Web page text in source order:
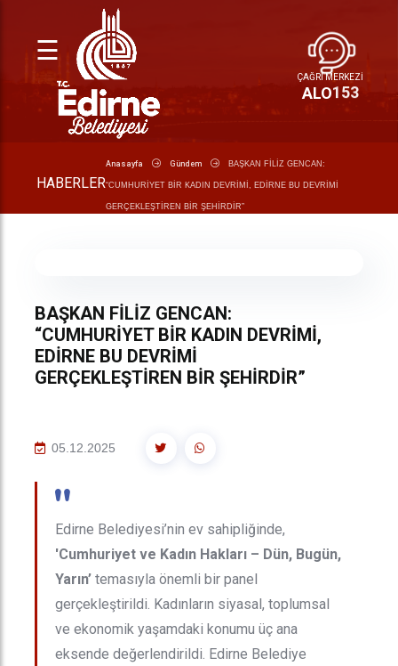
☰
ÇAĞRI MERKEZİ
ALO153
HABERLER
Anasayfa Gündem BAŞKAN FİLİZ GENCAN:
“CUMHURİYET BİR KADIN DEVRİMİ, EDİRNE BU DEVRİMİ
GERÇEKLEŞTİREN BİR ŞEHİRDİR”
BAŞKAN FİLİZ GENCAN:
“CUMHURİYET BİR KADIN DEVRİMİ,
EDİRNE BU DEVRİMİ
GERÇEKLEŞTİREN BİR ŞEHİRDİR”
05.12.2025
"
Edirne Belediyesi’nin ev sahipliğinde,
'Cumhuriyet ve Kadın Hakları – Dün, Bugün,
Yarın’ temasıyla önemli bir panel
gerçekleştirildi. Kadınların siyasal, toplumsal
ve ekonomik yaşamdaki konumu üç ana
eksende değerlendirildi. Edirne Belediye